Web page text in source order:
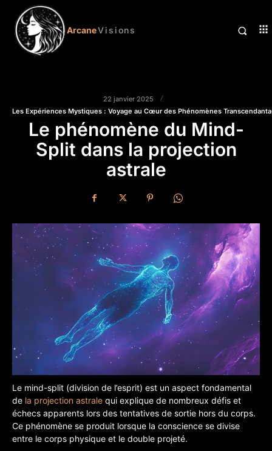
ArcaneVisions
22 janvier 2025
Les Expériences Mystiques : Voyage au Cœur des Phénomènes
Le phénomène du Mind-
Split dans la projection
astrale
Le mind-split (division de l’esprit) est un aspect fondamental
de la projection astrale qui explique de nombreux défis et
échecs apparents lors des tentatives de sortie hors du corps.
Ce phénomène se produit lorsque la conscience se divise
entre le corps physique et le double projeté.